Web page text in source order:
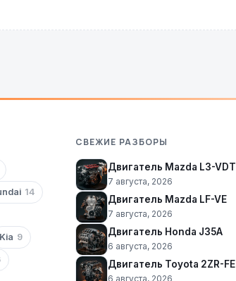
14
Kia 9
СВЕЖИЕ РАЗБОРЫ
Двигатель Mazda L3-VDT
7 августа, 2026
Двигатель Mazda LF-VE
7 августа, 2026
Двигатель Honda J35A
6 августа, 2026
Двигатель Toyota 2ZR-FE
6 августа, 2026